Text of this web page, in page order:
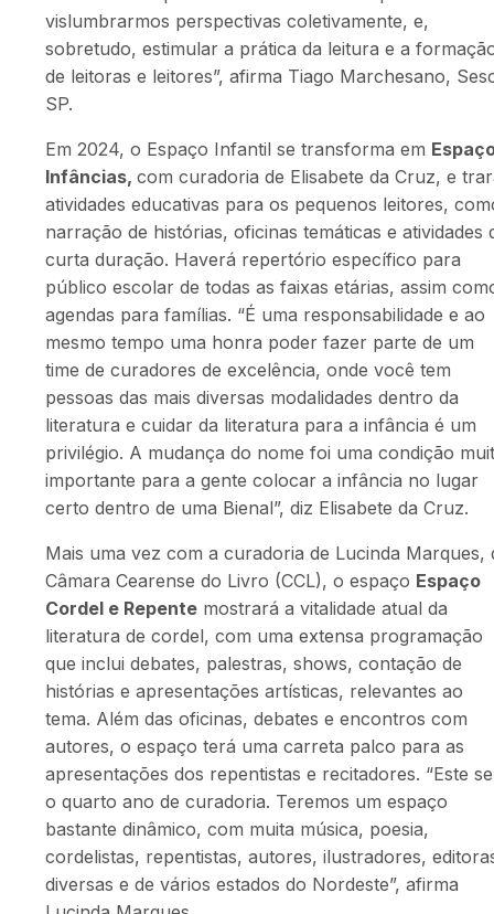
vislumbrarmos perspectivas coletivamente, e,
sobretudo, estimular a prática da leitura e a
de leitoras e leitores”, afirma Tiago Marchesano,
SP.
Em 2024, o Espaço Infantil se transforma em
Infâncias, com curadoria de Elisabete da Cruz, e
atividades educativas para os pequenos leitores,
narração de histórias, oficinas temáticas e atividades
curta duração. Haverá repertório específico para
público escolar de todas as faixas etárias, assim
agendas para famílias. “É uma responsabilidade e ao
mesmo tempo uma honra poder fazer parte de um
time de curadores de excelência, onde você tem
pessoas das mais diversas modalidades dentro da
literatura e cuidar da literatura para a infância é um
privilégio. A mudança do nome foi uma condição
importante para a gente colocar a infância no lugar
certo dentro de uma Bienal”, diz Elisabete da Cruz.
Mais uma vez com a curadoria de Lucinda Marques,
Câmara Cearense do Livro (CCL), o espaço Espaço
Cordel e Repente mostrará a vitalidade atual da
literatura de cordel, com uma extensa programação
que inclui debates, palestras, shows, contação de
histórias e apresentações artísticas, relevantes ao
tema. Além das oficinas, debates e encontros com
autores, o espaço terá uma carreta palco para as
apresentações dos repentistas e recitadores. “Este
o quarto ano de curadoria. Teremos um espaço
bastante dinâmico, com muita música, poesia,
cordelistas, repentistas, autores, ilustradores,
diversas e de vários estados do Nordeste”, afirma